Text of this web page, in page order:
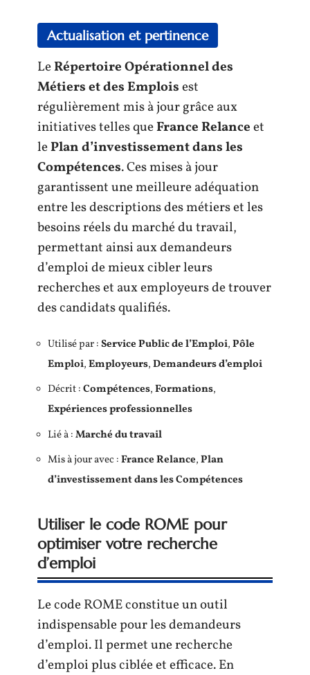
Actualisation et pertinence
LeRépertoire Opérationnel des
Métiers et des Emploisest
régulièrement mis à jour grâce aux
initiatives telles queFrance Relanceet
lePlan d’investissement dans les
Compétences. Ces mises à jour
garantissent une meilleure adéquation
entre les descriptions des métiers et les
besoins réels du marché du travail,
permettant ainsi aux demandeurs
d’emploi de mieux cibler leurs
recherches et aux employeurs de trouver
des candidats qualifiés.
Utilisé par :Service Public de l’Emploi,Pôle
Emploi,Employeurs,Demandeurs d’emploi
Décrit :Compétences,Formations,
Expériences professionnelles
Lié à :Marché du travail
Mis à jour avec :France Relance,Plan
d’investissement dans les Compétences
Utiliser le code ROME pour
optimiser votre recherche
d’emploi
Le code ROME constitue un outil
indispensable pour les demandeurs
d’emploi. Il permet une recherche
d’emploi plus ciblée et efficace. En